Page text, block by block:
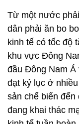
Từ một nước
dân phải ăn bo
kinh tế có tốc độ
khu vực Đông
đầu Đông Nam Á
đạt kỷ lục ở
sản chế biến đến
đang khai thác